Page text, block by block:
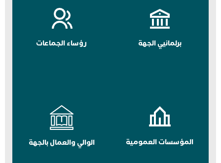
برلمانيي الجهة رؤساء الجماعات
المؤسسات العمومية الوالي والعمال بالجهة